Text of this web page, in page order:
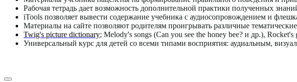
Рабочая тетрадь дает возможность дополнительной практики полученных
iTools позволяет вывести содержание учебника с аудиосопровождением и
Материалы на сайте позволяют родителям проигрывать различные
Twig's picture dictionary; Melody's songs (Can you see the honey bee? и др.), Rocket's
Универсальный курс для детей со всеми типами восприятия: аудиальным,